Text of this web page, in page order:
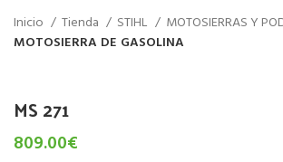
Inicio Tienda STIHL
MOTOSIERRAS Y
MOTOSIERRA DE GASOLINA
MS 271
809.00€